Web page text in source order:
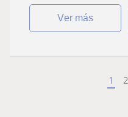
ver más
1 2